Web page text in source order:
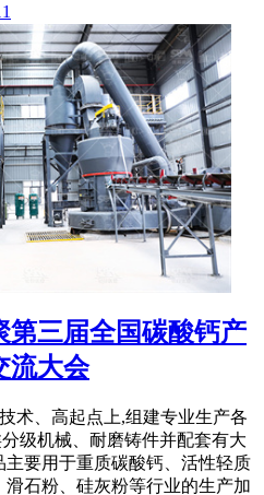
第三届全国碳酸钙产
流大会
术、高起点上,组建专业生产各
级机械、耐磨铸件并配套有大
主要用于重质碳酸钙、活性轻质
石粉、硅灰粉等行业的生产加